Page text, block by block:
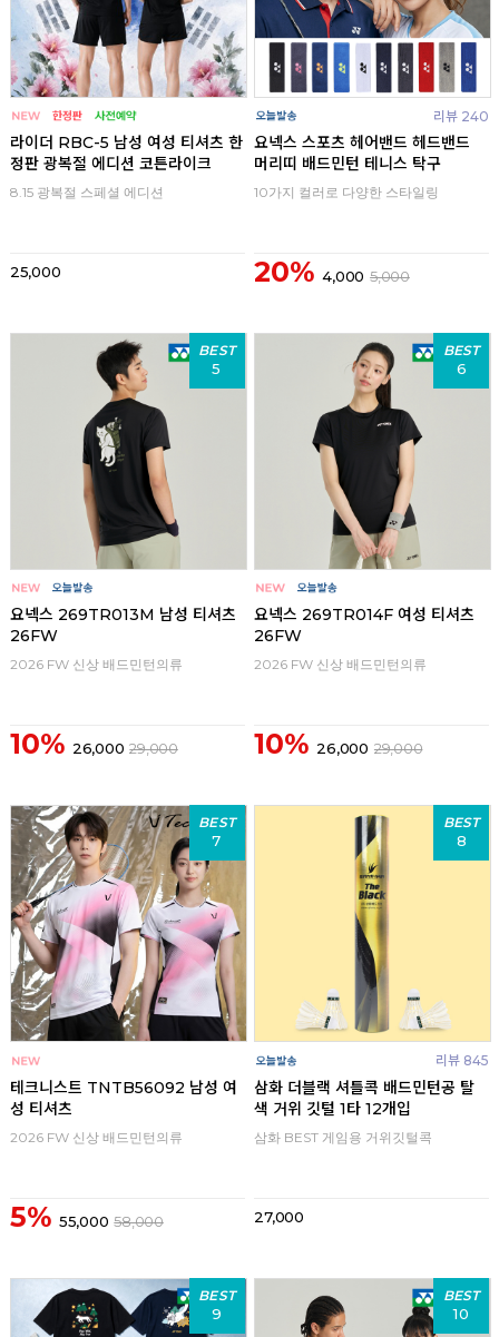
라이더 RBC-5 남성 여성 티셔츠 한
정판 광복절 에디션 코튼라이크
8.15 광복절 스페셜 에디션
25,000
리뷰 240
요넥스 스포츠 헤어밴드 헤드밴드
머리띠 배드민턴 테니스 탁구
10가지 컬러로 다양한 스타일링
20% 4,000 5,000
BEST
5
요넥스 269TR013M 남성 티셔츠
26FW
2026 FW 신상 배드민턴의류
10% 26,000 29,000
BEST
6
요넥스 269TR014F 여성 티셔츠
26FW
2026 FW 신상 배드민턴의류
10% 26,000 29,000
BEST
7
테크니스트 TNTB56092 남성 여
성 티셔츠
2026 FW 신상 배드민턴의류
5% 55,000 58,000
BEST
8
리뷰 845
삼화 더블랙 셔틀콕 배드민턴공 탈
색 거위 깃털 1타 12개입
삼화 BEST 게임용 거위깃털콕
27,000
BEST
9
BEST
10